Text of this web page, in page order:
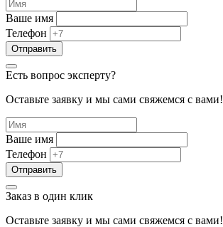
Ваше имя
Телефон
Есть вопрос эксперту?
Оставьте заявку и мы сами свяжемся с вами!
Ваше имя
Телефон
Заказ в один клик
Оставьте заявку и мы сами свяжемся с вами!